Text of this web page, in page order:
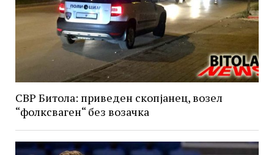
СВР Битола: приведен скопјанец, возел
“фолксваген“ без возачка